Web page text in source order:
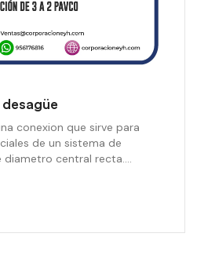
desagüe
conexion que sirve para
de un sistema de
diametro central recta.